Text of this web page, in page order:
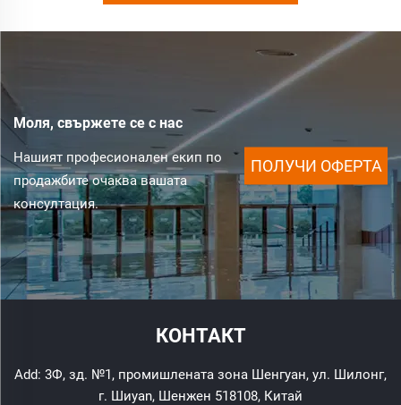
Моля, свържете се с нас
Нашият професионален екип по
продажбите очаква вашата
консултация.
ПОЛУЧИ ОФЕРТА
КОНТАКТ
Add: 3Ф, зд. №1, промишлената зона Шенгуан, ул. Шилонг,
г. Шиyan, Шенжен 518108, Китай